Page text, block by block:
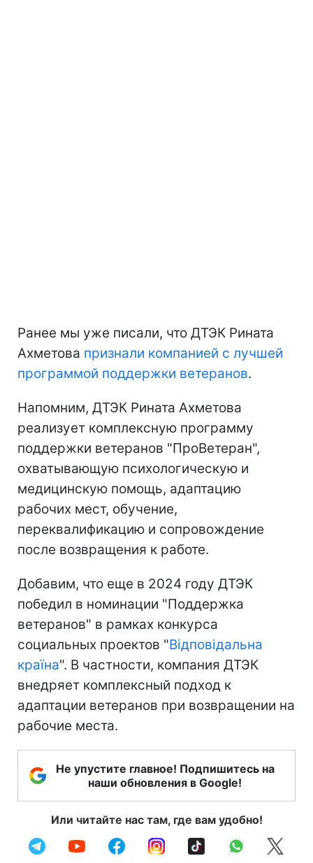
Ранее мы уже писали, что ДТЭК Рината
Ахметова признали компанией с лучшей
программой поддержки ветеранов.
Напомним, ДТЭК Рината Ахметова
реализует комплексную программу
поддержки ветеранов "ПроВетеран",
охватывающую психологическую и
медицинскую помощь, адаптацию
рабочих мест, обучение,
переквалификацию и сопровождение
после возвращения к работе.
Добавим, что еще в 2024 году ДТЭК
победил в номинации "Поддержка
ветеранов" в рамках конкурса
социальных проектов "Відповідальна
країна". В частности, компания ДТЭК
внедряет комплексный подход к
адаптации ветеранов при возвращении на
рабочие места.
Не упустите главное! Подпишитесь на
наши обновления в Google!
Или читайте нас там, где вам удобно!